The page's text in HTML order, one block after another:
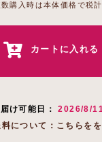
購入時は本体価格で税計
カートに入れる
け可能日：2026/8/
料について